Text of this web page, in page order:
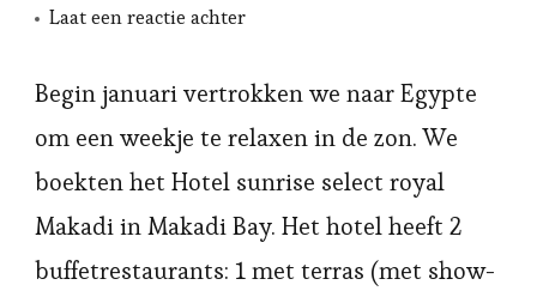
Laat een reactie achterop
Dagen
All-
Makadi
Bay,
Begin januari vertrokken we naar Egypte
om een weekje te relaxen in de zon. We
boekten het Hotel sunrise select royal
Makadi in Makadi Bay. Het hotel heeft 2
buffetrestaurants: 1 met terras (met show-